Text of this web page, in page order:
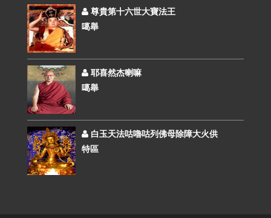
尊貴第十六世大寶法王
噶舉
耶喜然杰喇嘛
噶舉
白玉天法咕嚕咕列佛母除障大火供
特區